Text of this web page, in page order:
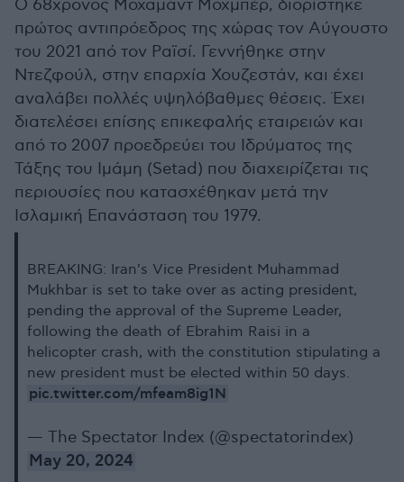
Ο 68χρονος Μοχαμάντ Μοχμπέρ, διορίστηκε
πρώτος αντιπρόεδρος της χώρας τον Αύγουστο
του 2021 από τον Ραϊσί. Γεννήθηκε στην
Ντεζφούλ, στην επαρχία Χουζεστάν, και έχει
αναλάβει πολλές υψηλόβαθμες θέσεις. Έχει
διατελέσει επίσης επικεφαλής εταιρειών και
από το 2007 προεδρεύει του Ιδρύματος της
Τάξης του Ιμάμη (Setad) που διαχειρίζεται τις
περιουσίες που κατασχέθηκαν μετά την
Ισλαμική Επανάσταση του 1979.
BREAKING: Iran's Vice President Muhammad
Mukhbar is set to take over as acting president,
pending the approval of the Supreme Leader,
following the death of Ebrahim Raisi in a
helicopter crash, with the constitution stipulating a
new president must be elected within 50 days.
pic.twitter.com/mfeam8ig1N
— The Spectator Index (@spectatorindex)
May 20, 2024